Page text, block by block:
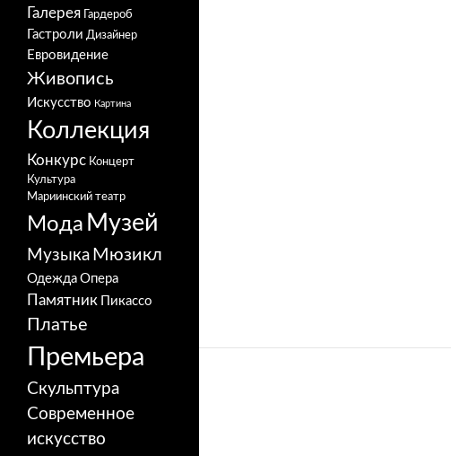
Галерея Гардероб
Гастроли Дизайнер
Евровидение
Живопись
Искусство Картина
Коллекция
Конкурс Концерт
Культура
Мариинский театр
Мода Музей
Музыка Мюзикл
Одежда Опера
Памятник Пикассо
Платье
Премьера
Скульптура
Современное
искусство